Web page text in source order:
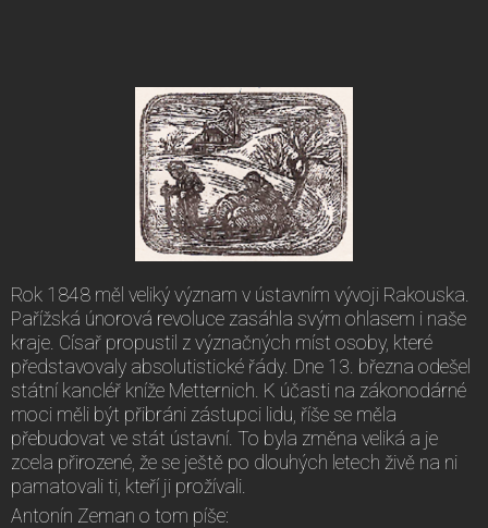
Rok 1848 měl veliký význam v ústavním vývoji Rakouska.
Pařížská únorová revoluce zasáhla svým ohlasem i naše
kraje. Císař propustil z význačných míst osoby, které
představovaly absolutistické řády. Dne 13. března odešel
státní kancléř kníže Metternich. K účasti na zákonodárné
moci měli být přibráni zástupci lidu, říše se měla
přebudovat ve stát ústavní. To byla změna veliká a je
zcela přirozené, že se ještě po dlouhých letech živě na ni
pamatovali ti, kteří ji prožívali.
Antonín Zeman o tom píše: